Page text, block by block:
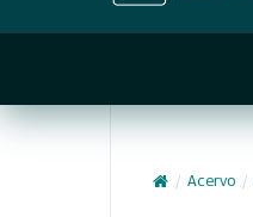
/ Acervo /